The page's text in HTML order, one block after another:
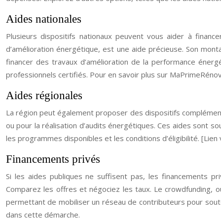
Aides nationales
Plusieurs dispositifs nationaux peuvent vous aider à
d’amélioration énergétique, est une aide précieuse. Son
financer des travaux d’amélioration de la performance
professionnels certifiés. Pour en savoir plus sur
Aides régionales
La région peut également proposer des dispositifs
ou pour la réalisation d’audits énergétiques. Ces aides sont
les programmes disponibles et les conditions d’éligibilité. [Lien
Financements privés
Si les aides publiques ne suffisent pas, les financements
Comparez les offres et négociez les taux. Le
permettant de mobiliser un réseau de contributeurs pour
dans cette démarche.